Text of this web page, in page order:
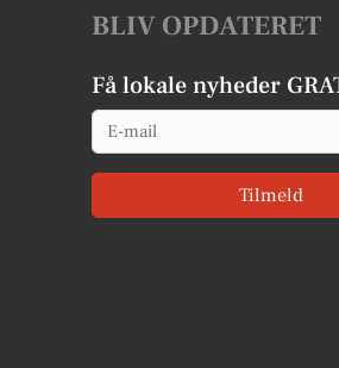
BLIV OPDATERET
Få lokale nyheder
Email
Tilmeld